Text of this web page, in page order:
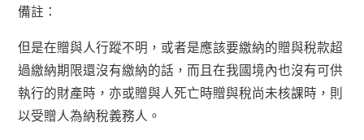
備註：
但是在贈與人行蹤不明，或者是應該要繳納的贈與稅款超
過繳納期限還沒有繳納的話，而且在我國境內也沒有可供
執行的財產時，亦或贈與人死亡時贈與稅尚未核課時，則
以受贈人為納稅義務人。